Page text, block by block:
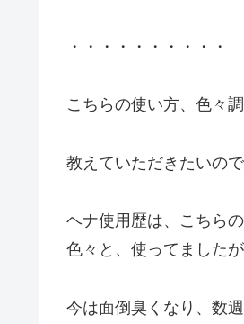
・・・・・・・・・・
こちらの使い方、色々
教えていただきたいので
ヘナ使用歴は、こちら
色々と、使ってました
今は面倒臭くなり、数